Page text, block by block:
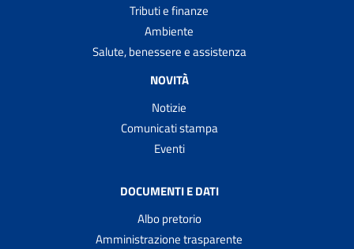
Tributi e finanze
Ambiente
Salute, benessere e assistenza
NOVITÀ
Notizie
Comunicati stampa
Eventi
DOCUMENTI E DATI
Albo pretorio
Amministrazione trasparente